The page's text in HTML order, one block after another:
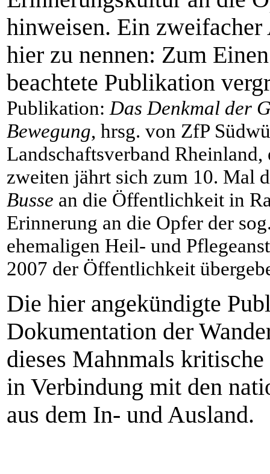
hinweisen. Ein
hier zu nennen: Zum
beachtete Publikation
Publikation: Das Denkmal der
Bewegung, hrsg. von ZfP
Landschaftsverband
zweiten jährt sich zum 10. Mal
Busse an die Öffentlichkeit in
Erinnerung an die Opfer der
ehemaligen Heil- und
2007 der Öffentlichkeit
Die hier angekündigte
Dokumentation der
dieses Mahnmals
in Verbindung mit den
aus dem In- und Ausland.